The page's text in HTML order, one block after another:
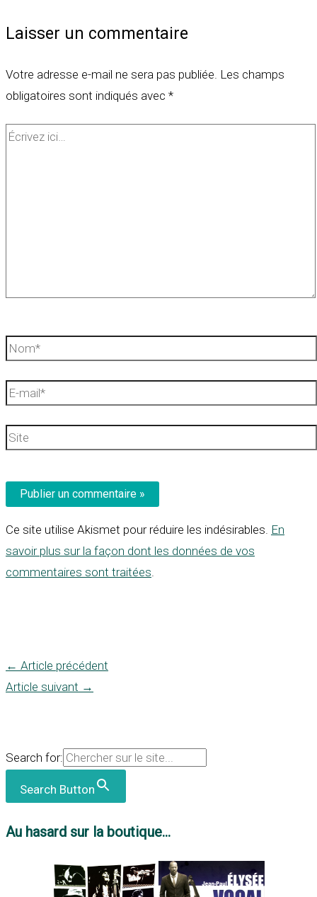
Laisser un commentaire
Votre adresse e-mail ne sera pas publiée. Les champs
obligatoires sont indiqués avec *
Écrivez
Nom*
E-
Site
Ce site utilise Akismet pour réduire les indésirables. En
savoir plus sur la façon dont les données de vos
commentaires sont traitées
← Article précédent
Article suivant →
Search for:
Search Button
Au hasard sur la boutique...